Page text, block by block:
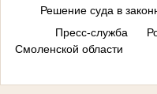
Решение суда в
Пресс-служба
Смоленской области